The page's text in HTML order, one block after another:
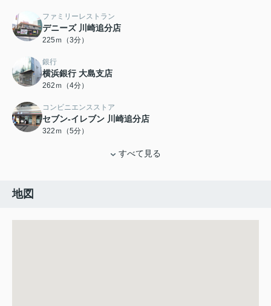
ファミリーレストラン
デニーズ 川崎追分店
225ｍ（3分）
銀行
横浜銀行 大島支店
262ｍ（4分）
コンビニエンスストア
セブン‐イレブン 川崎追分店
322ｍ（5分）
すべて見る
地図